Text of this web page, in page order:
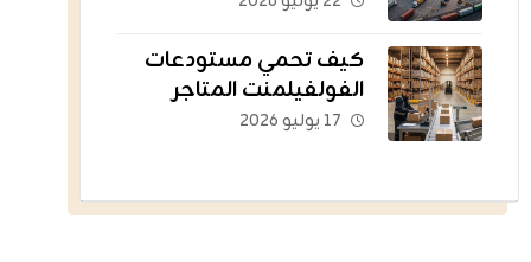
كيف تحمي مستودعات
الفولفيلمنت المتاجر
الناشئة من التعثر؟
١٧ يوليو ٢٠٢٦